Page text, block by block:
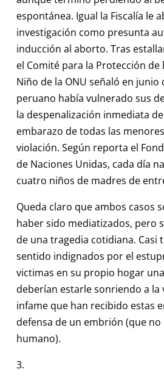
espontánea. Igual la Fiscalía le
investigación como presunta
inducción al aborto. Tras
el Comité para la Protección de
Niño de la ONU señaló en junio
peruano había vulnerado sus
la despenalización inmediata
embarazo de todas las
violación. Según reporta el
de Naciones Unidas, cada día
cuatro niños de madres de
Queda claro que ambos casos
haber sido mediatizados, pero
de una tragedia cotidiana. Casi
sentido indignados por el
victimas en su propio hogar
deberían estarle sonriendo a la
infame que han recibido estas
defensa de un embrión (que no
humano).
3.